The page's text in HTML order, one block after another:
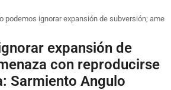
podemos ignorar expansión de subversión;
expansión de
con reproducirse
Sarmiento Angulo